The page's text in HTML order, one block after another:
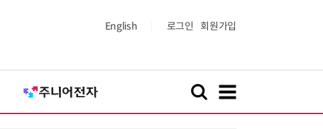
English 로그인 회원가입